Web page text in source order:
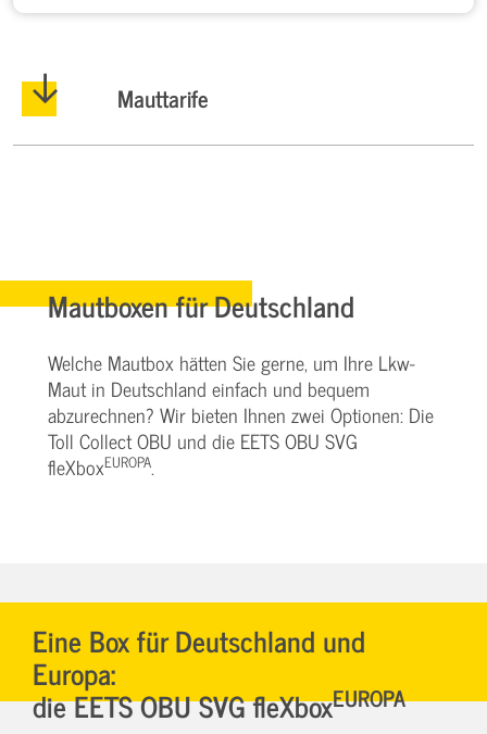
Mauttarife
Mautboxen für Deutschland
Welche Mautbox hätten Sie gerne, um Ihre Lkw-
Maut in Deutschland einfach und bequem
abzurechnen? Wir bieten Ihnen zwei Optionen: Die
Toll Collect OBU und die EETS OBU SVG
fleXboxEUROPA.
Eine Box für Deutschland und
Europa:
die EETS OBU SVG fleXboxEUROPA